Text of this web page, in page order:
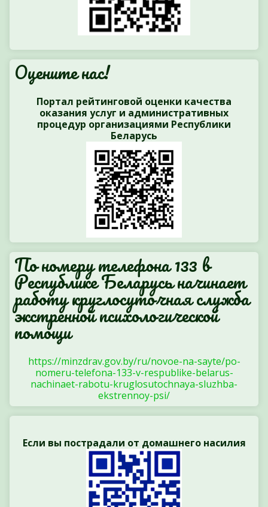
Оцените нас!
Портал рейтинговой оценки качества
оказания услуг и административных
процедур организациями Республики
Беларусь
По номеру телефона 133 в
Республике Беларусь начинает
работу круглосуточная служба
экстренной психологической
помощи
https://minzdrav.gov.by/ru/novoe-na-sayte/po-
nomeru-telefona-133-v-respublike-belarus-
nachinaet-rabotu-kruglosutochnaya-sluzhba-
ekstrennoy-psi/
Если вы пострадали от домашнего насилия